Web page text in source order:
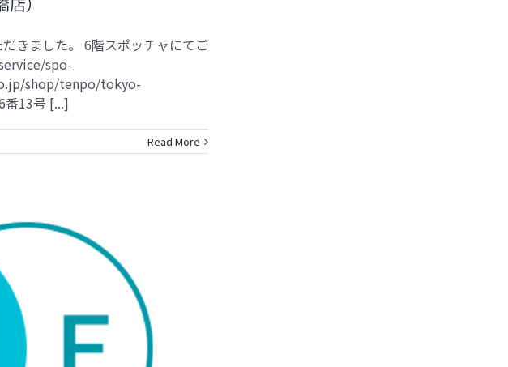
きました。 6階スポッチャにてご
spo-
shop/tenpo/tokyo-
番13号 [...]
Read More
Fitness）